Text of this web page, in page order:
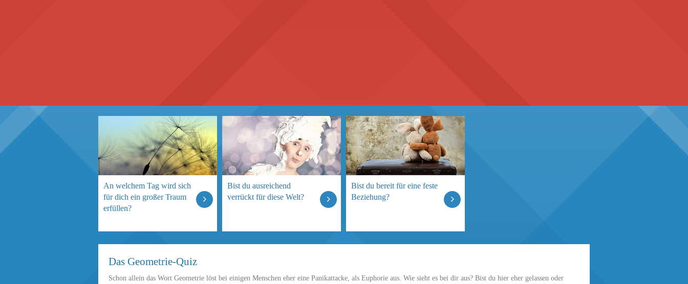
An welchem Tag wird sich
für dich ein großer Traum
erfüllen?
Bist du ausreichend
verrückt für diese Welt?
Bist du bereit für eine feste
Beziehung?
Das Geometrie-Quiz
Schon allein das Wort Geometrie löst bei einigen Menschen eher eine Panikattacke, als Euphorie aus. Wie sieht es bei dir aus? Bist du hier eher gelassen oder